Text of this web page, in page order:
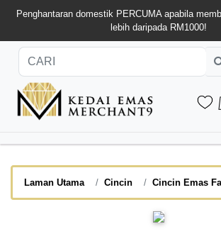
Penghantaran domestik PERCUMA apabila
lebih daripada RM1000!
Laman Utama Cincin Cincin Emas